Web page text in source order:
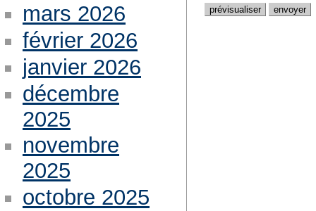
mars 2026
février 2026
janvier 2026
décembre
2025
novembre
2025
octobre 2025